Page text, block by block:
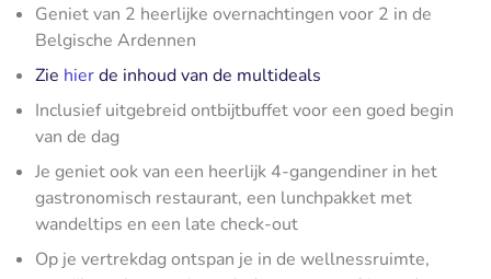
Geniet van 2 heerlijke overnachtingen voor 2 in de
Belgische Ardennen
Zie hierde inhoud van de multideals
Inclusief uitgebreid ontbijtbuffet voor een goed begin
van de dag
Je geniet ook van een heerlijk 4-gangendiner in het
gastronomisch restaurant, een lunchpakket met
wandeltips en een late check-out
Op je vertrekdag ontspan je in de wellnessruimte,